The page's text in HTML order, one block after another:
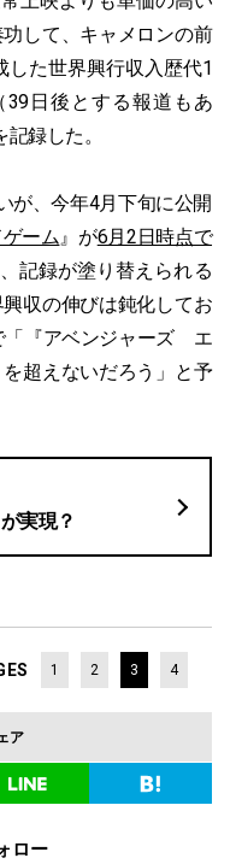
して、キャメロンの前
した世界興行収入歴代1
日後とする報道もあ
録した。
が、今年4月下旬に公開
ーム』が6月2日時点で
記録が塗り替えられる
収の伸びは鈍化してお
「『アベンジャーズ エ
超えないだろう」と予
実現？
1 2 3 4
ア
ロー